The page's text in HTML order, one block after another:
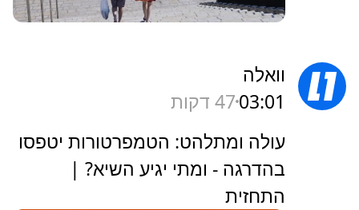
וואלה
03:0147 דקות
עולה ומתלהט: הטמפרטורות יטפסו
בהדרגה - ומתי יגיע השיא? |
התחזית